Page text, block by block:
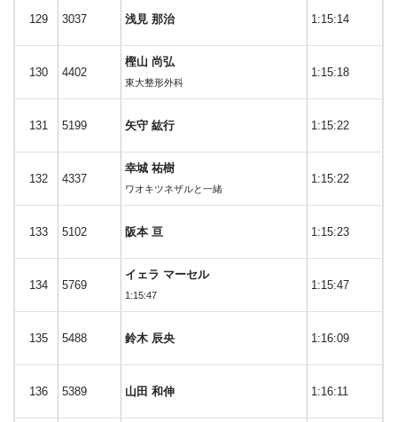
129 3037 浅見 那治 1:15:14
130 4402
樫山 尚弘
東大整形外科
1:15:18
131 5199 矢守 紘行 1:15:22
132 4337
幸城 祐樹
ワオキツネザルと一緒
1:15:22
133 5102 阪本 亘 1:15:23
134 5769
イェラ マーセル
1:15:47
1:15:47
135 5488 鈴木 辰央 1:16:09
136 5389 山田 和伸 1:16:11